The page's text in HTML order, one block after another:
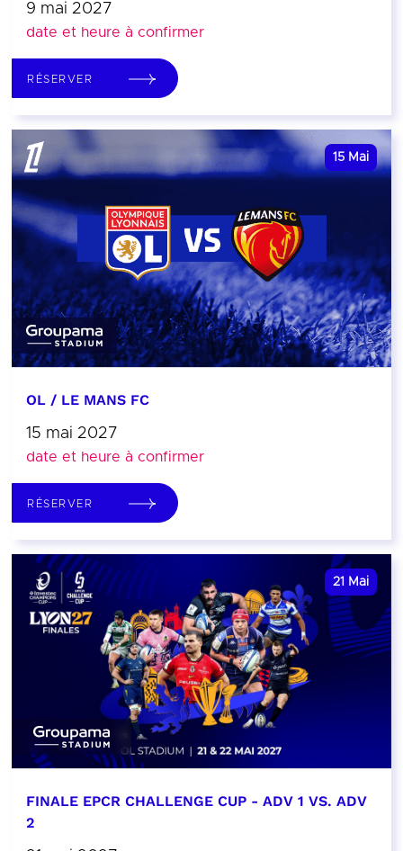
9 mai 2027
date et heure à confirmer
RÉSERVER
15 Mai
OL / LE MANS FC
15 mai 2027
date et heure à confirmer
RÉSERVER
21 Mai
FINALE EPCR CHALLENGE CUP - ADV 1 VS. ADV
2